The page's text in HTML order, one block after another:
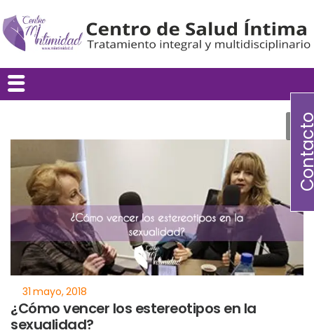
¿Cómo vencer los estereotipos en la
sexualidad?